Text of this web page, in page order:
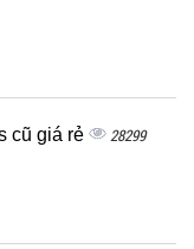
cũ giá rẻ 28299